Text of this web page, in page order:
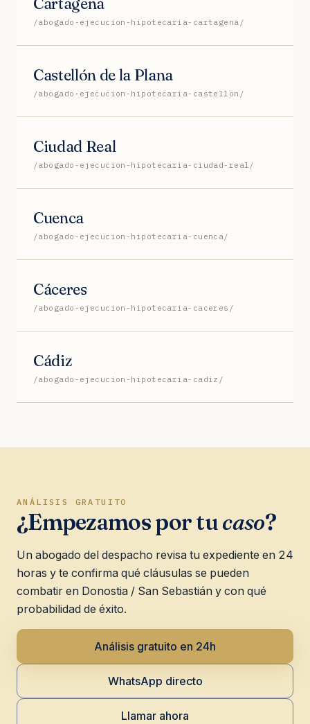
/abogado-ejecucion-hipotecaria-cartagena/
Castellón de la Plana
/abogado-ejecucion-hipotecaria-castellon/
Ciudad Real
/abogado-ejecucion-hipotecaria-ciudad-real/
Cuenca
/abogado-ejecucion-hipotecaria-cuenca/
Cáceres
/abogado-ejecucion-hipotecaria-caceres/
Cádiz
/abogado-ejecucion-hipotecaria-cadiz/
ANÁLISIS GRATUITO
¿Empezamos por tucaso?
Un abogado del despacho revisa tu expediente en 24
horas y te confirma qué cláusulas se pueden
combatir en Donostia / San Sebastián y con qué
probabilidad de éxito.
Análisis gratuito en 24h
WhatsApp directo
Llamar ahora